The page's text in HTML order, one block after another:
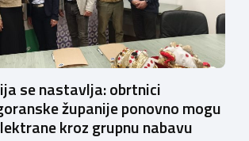
se nastavlja: obrtnici
županije ponovno mogu
kroz grupnu nabavu